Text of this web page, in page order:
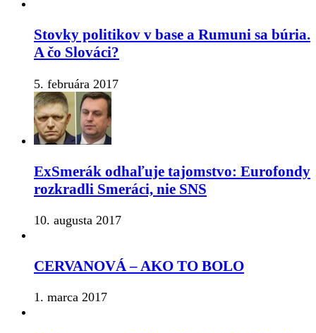
Stovky politikov v base a Rumuni sa búria.
A čo Slováci?
5. februára 2017
ExSmerák odhaľuje tajomstvo: Eurofondy
rozkradli Smeráci, nie SNS
10. augusta 2017
CERVANOVÁ – AKO TO BOLO
1. marca 2017